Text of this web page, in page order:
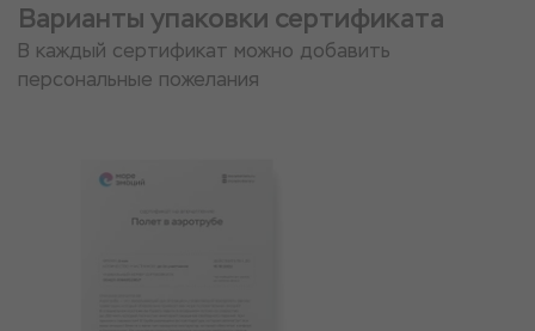
Варианты упаковки сертификата
В каждый сертификат можно добавить
персональные пожелания